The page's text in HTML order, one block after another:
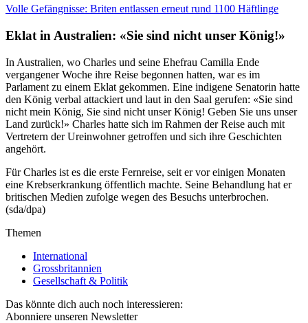
Volle Gefängnisse: Briten entlassen erneut rund 1100 Häftlinge
Eklat in Australien: «Sie sind nicht unser König!»
In Australien, wo Charles und seine Ehefrau Camilla Ende
vergangener Woche ihre Reise begonnen hatten, war es im
Parlament zu einem Eklat gekommen. Eine indigene Senatorin hatte
den König verbal attackiert und laut in den Saal gerufen: «Sie sind
nicht mein König, Sie sind nicht unser König! Geben Sie uns unser
Land zurück!» Charles hatte sich im Rahmen der Reise auch mit
Vertretern der Ureinwohner getroffen und sich ihre Geschichten
angehört.
Für Charles ist es die erste Fernreise, seit er vor einigen Monaten
eine Krebserkrankung öffentlich machte. Seine Behandlung hat er
britischen Medien zufolge wegen des Besuchs unterbrochen.
(sda/dpa)
Themen
International
Grossbritannien
Gesellschaft & Politik
Das könnte dich auch noch interessieren:
Abonniere unseren Newsletter